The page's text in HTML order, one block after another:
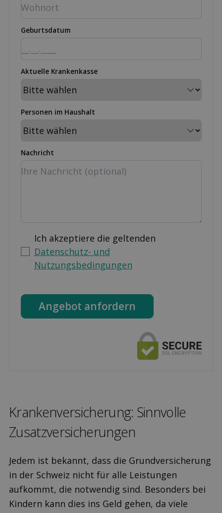
Geburtsdatum
Aktuelle Krankenkasse
Personen im Haushalt
Nachricht
Ich akzeptiere die geltenden
Datenschutz- und
Nutzungsbedingungen
Angebot anfordern
Kranken­versicherung: Sinnvolle
Zusatz­versicherungen
Jedem ist bekannt, dass die Grundversicherung
in der Schweiz nicht für alle Leistungen
aufkommt, die notwendig sind. Besonders bei
Kindern kann dies ins Geld gehen, da viele